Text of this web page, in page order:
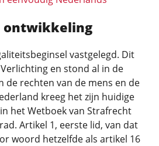
ontwikkeling
vastgelegd. Dit
en stond al in de
de rechten van de mens en de
kreeg het zijn huidige
het Wetboek van Strafrecht
Artikel 1, eerste lid, van dat
woord hetzelfde als artikel 16